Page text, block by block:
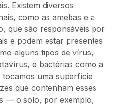
Existem diversos
como as amebas e a
que são responsáveis por
e podem estar presentes
alguns tipos de vírus,
e bactérias como a
tocamos uma superfície
que contenham esses
— o solo, por exemplo,